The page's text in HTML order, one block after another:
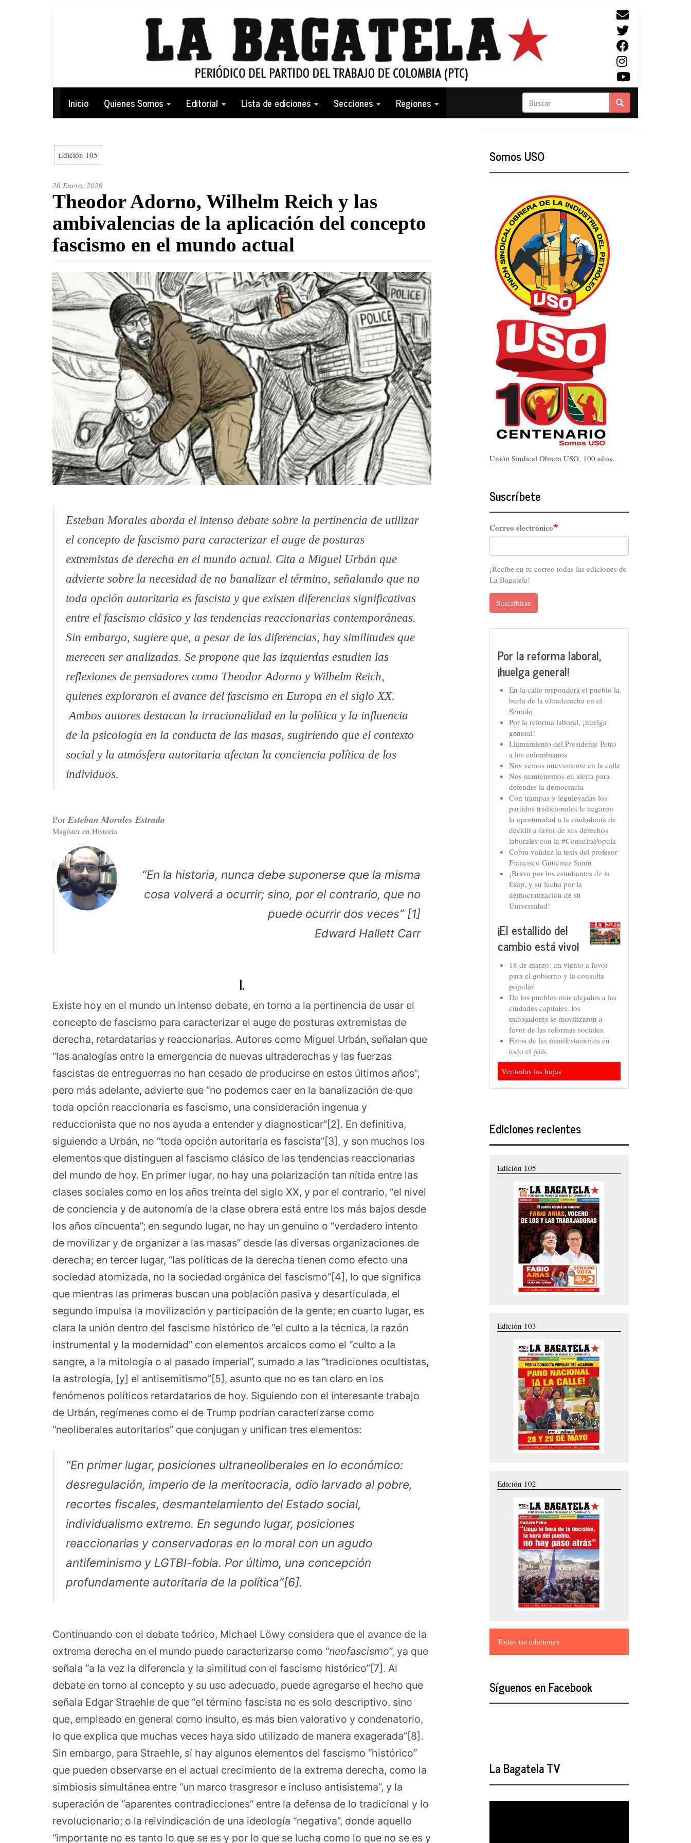
Navegación
principal
Inicio Quienes Somos Editorial Lista de ediciones Secciones Regiones Buscar Buscar
Edición 105
26 Enero, 2026
Theodor Adorno, Wilhelm Reich y las
ambivalencias de la aplicación del concepto
fascismo en el mundo actual
Esteban Morales aborda el intenso debate sobre la pertinencia de utilizar
el concepto de fascismo para caracterizar el auge de posturas
extremistas de derecha en el mundo actual. Cita a Miguel Urbán que
advierte sobre la necesidad de no banalizar el término, señalando que no
toda opción autoritaria es fascista y que existen diferencias significativas
entre el fascismo clásico y las tendencias reaccionarias contemporáneas.
Sin embargo, sugiere que, a pesar de las diferencias, hay similitudes que
merecen ser analizadas. Se propone que las izquierdas estudien las
reflexiones de pensadores como Theodor Adorno y Wilhelm Reich,
quienes exploraron el avance del fascismo en Europa en el siglo XX.
Ambos autores destacan la irracionalidad en la política y la influencia
de la psicología en la conducta de las masas, sugiriendo que el contexto
social y la atmósfera autoritaria afectan la conciencia política de los
individuos.
Por Esteban Morales Estrada
Magíster en Historia
“En la historia, nunca debe suponerse que la misma
cosa volverá a ocurrir; sino, por el contrario, que no
puede ocurrir dos veces” [1]
Edward Hallett Carr
I.
Existe hoy en el mundo un intenso debate, en torno a la pertinencia de usar el
concepto de fascismo para caracterizar el auge de posturas extremistas de
derecha, retardatarias y reaccionarias. Autores como Miguel Urbán, señalan que
“las analogías entre la emergencia de nuevas ultraderechas y las fuerzas
fascistas de entreguerras no han cesado de producirse en estos últimos años”,
pero más adelante, advierte que “no podemos caer en la banalización de que
toda opción reaccionaria es fascismo, una consideración ingenua y
reduccionista que no nos ayuda a entender y diagnosticar”[2]. En definitiva,
siguiendo a Urbán, no “toda opción autoritaria es fascista”[3], y son muchos los
elementos que distinguen al fascismo clásico de las tendencias reaccionarias
del mundo de hoy. En primer lugar, no hay una polarización tan nítida entre las
clases sociales como en los años treinta del siglo XX, y por el contrario, “el nivel
de conciencia y de autonomía de la clase obrera está entre los más bajos desde
los años cincuenta”; en segundo lugar, no hay un genuino o “verdadero intento
de movilizar y de organizar a las masas” desde las diversas organizaciones de
derecha; en tercer lugar, “las políticas de la derecha tienen como efecto una
sociedad atomizada, no la sociedad orgánica del fascismo”[4], lo que significa
que mientras las primeras buscan una población pasiva y desarticulada, el
segundo impulsa la movilización y participación de la gente; en cuarto lugar, es
clara la unión dentro del fascismo histórico de “el culto a la técnica, la razón
instrumental y la modernidad” con elementos arcaicos como el “culto a la
sangre, a la mitología o al pasado imperial”, sumado a las “tradiciones ocultistas,
la astrología, [y] el antisemitismo”[5], asunto que no es tan claro en los
fenómenos políticos retardatarios de hoy. Siguiendo con el interesante trabajo
de Urbán, regímenes como el de Trump podrían caracterizarse como
“neoliberales autoritarios” que conjugan y unifican tres elementos:
“En primer lugar, posiciones ultraneoliberales en lo económico:
desregulación, imperio de la meritocracia, odio larvado al pobre,
recortes fiscales, desmantelamiento del Estado social,
individualismo extremo. En segundo lugar, posiciones
reaccionarias y conservadoras en lo moral con un agudo
antifeminismo y LGTBI-fobia. Por último, una concepción
profundamente autoritaria de la política”[6].
Continuando con el debate teórico, Michael Löwy considera que el avance de la
extrema derecha en el mundo puede caracterizarse como “neofascismo”, ya que
señala “a la vez la diferencia y la similitud con el fascismo histórico”[7]. Al
debate en torno al concepto y su uso adecuado, puede agregarse el hecho que
señala Edgar Straehle de que “el término fascista no es solo descriptivo, sino
que, empleado en general como insulto, es más bien valorativo y condenatorio,
lo que explica que muchas veces haya sido utilizado de manera exagerada”[8].
Sin embargo, para Straehle, sí hay algunos elementos del fascismo “histórico”
que pueden observarse en el actual crecimiento de la extrema derecha, como la
simbiosis simultánea entre “un marco trasgresor e incluso antisistema”, y la
superación de “aparentes contradicciones” entre la defensa de lo tradicional y lo
revolucionario; o la reivindicación de una ideología “negativa”, donde aquello
“importante no es tanto lo que se es y por lo que se lucha como lo que no se es y
Somos USO
Unión Sindical Obrera USO, 100 años.
Suscríbete
Correo electrónico
¡Recibe en tu correo todas las ediciones de
La Bagatela!
Suscribirse
Por la reforma laboral,
¡huelga general!
En la calle responderá el pueblo la
burla de la ultraderecha en el
Senado
Por la reforma laboral, ¡huelga
general!
Llamamiento del Presidente Petro
a los colombianos
Nos vemos nuevamente en la calle
Nos mantenemos en alerta para
defender la democracia
Con trampas y leguleyadas los
partidos tradicionales le negaron
la oportunidad a la ciudadanía de
decidir a favor de sus derechos
laborales con la #ConsultaPopula
Cobra validez la tesis del profesor
Francisco Gutiérrez Sanín
¡Bravo por los estudiantes de la
Esap, y su lucha por la
democratización de su
Universidad!
¡El estallido del
cambio está vivo!
18 de marzo: un viento a favor
para el gobierno y la consulta
popular
De los pueblos más alejados a las
ciudades capitales, los
trabajadores se movilizaron a
favor de las reformas sociales.
Fotos de las manifestaciones en
todo el país.
Ver todas las hojas
Ediciones recientes
Edición 105
Edición 103
Edición 102
Todas las ediciones
Síguenos en Facebook
La Bagatela TV